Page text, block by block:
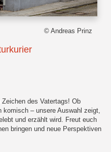
© Andreas Prinz
des Vatertags! Ob
komisch – unsere Auswahl zeigt,
und erzählt wird. Freut euch
bringen und neue Perspektiven